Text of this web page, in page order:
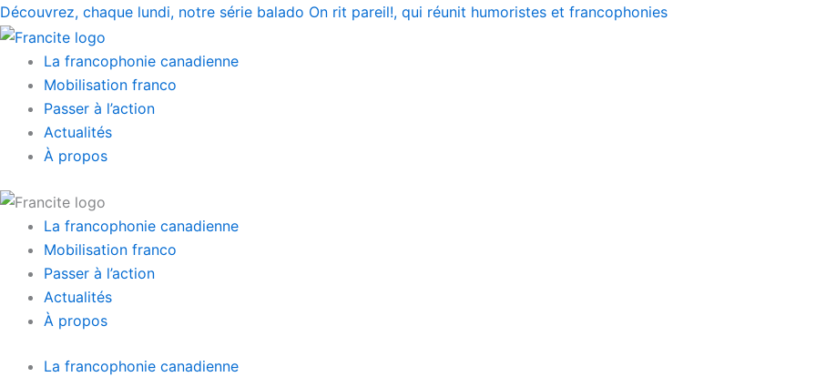
Aller
au
contenu
Découvrez, chaque lundi, notre série balado On rit pareil!, qui réunit humoristes et francophonies
Main
Menu
La francophonie canadienne
Mobilisation franco
Passer à l’action
Actualités
À propos
La francophonie canadienne
Mobilisation franco
Passer à l’action
Actualités
À propos
La francophonie canadienne
Prénom
Nom
Main
Menu